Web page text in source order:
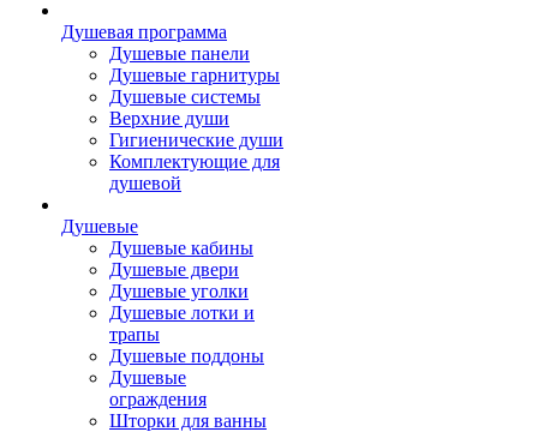
Душевая программа
Душевые панели
Душевые гарнитуры
Душевые системы
Верхние души
Гигиенические души
Комплектующие для
душевой
Душевые
Душевые кабины
Душевые двери
Душевые уголки
Душевые лотки и
трапы
Душевые поддоны
Душевые
ограждения
Шторки для ванны